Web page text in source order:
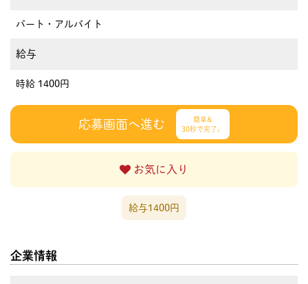
パート・アルバイト
給与
時給 1400円
応募画面へ進む
簡単&
30秒で完了♩
お気に入り
給与1400円
企業情報